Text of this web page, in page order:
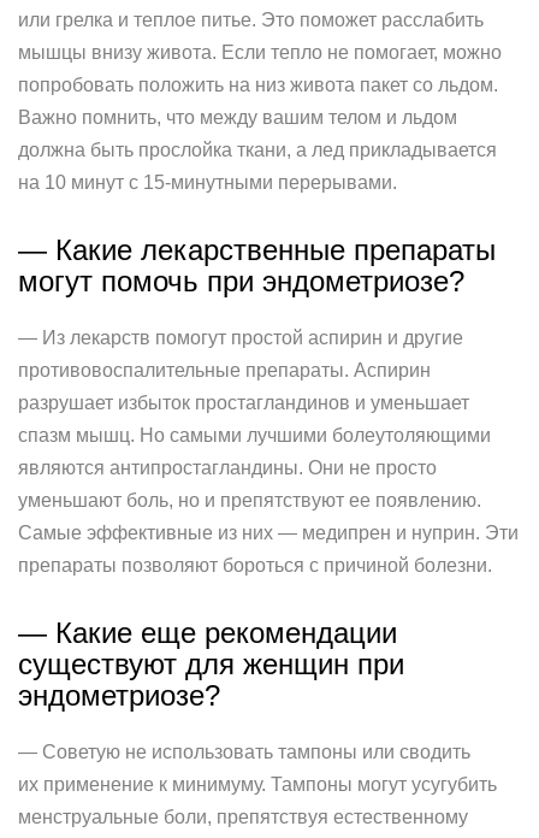
или грелка и теплое питье. Это поможет расслабить
мышцы внизу живота. Если тепло не помогает, можно
попробовать положить на низ живота пакет со льдом.
Важно помнить, что между вашим телом и льдом
должна быть прослойка ткани, а лед прикладывается
на 10 минут с 15-минутными перерывами.
— Какие лекарственные препараты
могут помочь при эндометриозе?
— Из лекарств помогут простой аспирин и другие
противовоспалительные препараты. Аспирин
разрушает избыток простагландинов и уменьшает
спазм мышц. Но самыми лучшими болеутоляющими
являются антипростагландины. Они не просто
уменьшают боль, но и препятствуют ее появлению.
Самые эффективные из них — медипрен и нуприн. Эти
препараты позволяют бороться с причиной болезни.
— Какие еще рекомендации
существуют для женщин при
эндометриозе?
— Советую не использовать тампоны или сводить
их применение к минимуму. Тампоны могут усугубить
менструальные боли, препятствуя естественному